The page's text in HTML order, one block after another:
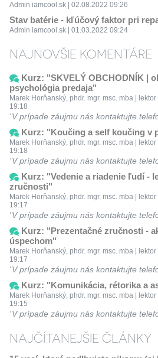
Admin iamcool.sk | 02.08.2022 09:26
Stav batérie - kľúčový faktor pri
Admin iamcool.sk | 01.03.2022 09:24
NAJNOVŠIE KOMENTÁRE
Kurz: "SKVELÝ OBCHODNÍK |
psychológia predaja"
Marek Horňanský, phdr. mgr. msc. mba |
19:18
V prípade záujmu nás kontaktujte
Kurz: "Koučing a self koučing v
Marek Horňanský, phdr. mgr. msc. mba |
19:18
V prípade záujmu nás kontaktujte
Kurz: "Vedenie a riadenie ľudí -
zručnosti"
Marek Horňanský, phdr. mgr. msc. mba |
19:17
V prípade záujmu nás kontaktujte
Kurz: "Prezentačné zručnosti -
úspechom"
Marek Horňanský, phdr. mgr. msc. mba |
19:17
V prípade záujmu nás kontaktujte
Kurz: "Komunikácia, rétorika a
Marek Horňanský, phdr. mgr. msc. mba |
19:15
V prípade záujmu nás kontaktujte
NAJČÍTANEJŠIE ČLÁNKY